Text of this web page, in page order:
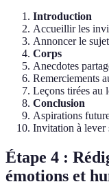
Introduction
Accueillir les
Annoncer le
Corps
Anecdotes
Remerciements
Leçons tirées au
Conclusion
Aspirations
Invitation à lever
Étape 4 :
émotions et